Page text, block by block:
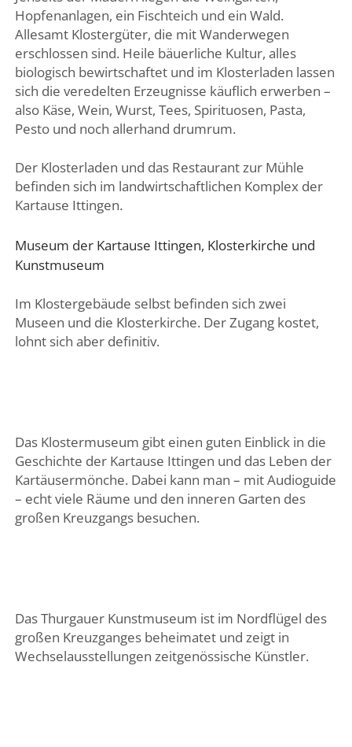
Hopfenanlagen, ein Fischteich und ein Wald.
Allesamt Klostergüter, die mit Wanderwegen
erschlossen sind. Heile bäuerliche Kultur, alles
biologisch bewirtschaftet und im Klosterladen lassen
sich die veredelten Erzeugnisse käuflich erwerben –
also Käse, Wein, Wurst, Tees, Spirituosen, Pasta,
Pesto und noch allerhand drumrum.
Der Klosterladen und das Restaurant zur Mühle
befinden sich im landwirtschaftlichen Komplex der
Kartause Ittingen.
Museum der Kartause Ittingen, Klosterkirche und
Kunstmuseum
Im Klostergebäude selbst befinden sich zwei
Museen und die Klosterkirche. Der Zugang kostet,
lohnt sich aber definitiv.
Das Klostermuseum gibt einen guten Einblick in die
Geschichte der Kartause Ittingen und das Leben der
Kartäusermönche. Dabei kann man – mit Audioguide
– echt viele Räume und den inneren Garten des
großen Kreuzgangs besuchen.
Das Thurgauer Kunstmuseum ist im Nordflügel des
großen Kreuzganges beheimatet und zeigt in
Wechselausstellungen zeitgenössische Künstler.